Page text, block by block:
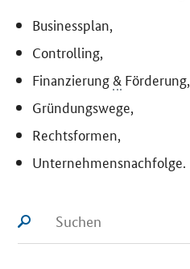
Businessplan,
Controlling,
Finanzierung & Förderung,
Gründungswege,
Rechtsformen,
Unternehmensnachfolge.
Suchfeld
Lupensymbol